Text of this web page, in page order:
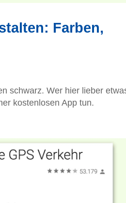
Farben,
schwarz. Wer hier lieber
kostenlosen App tun.